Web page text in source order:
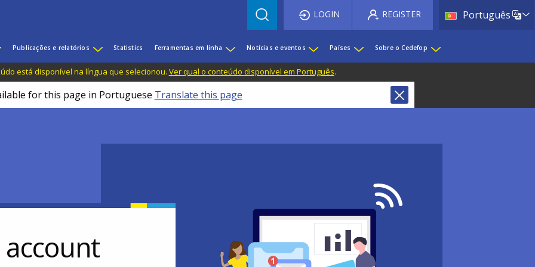
PortuguêsList
LOGIN REGISTER
Publicações e relatórios Statistics Ferramentas em linha Notícias e eventos Países Sobre o Cedefop
está disponível na língua que selecionou. Ver qual o conteúdo disponível em Português.
for this page in Portuguese Translate this page